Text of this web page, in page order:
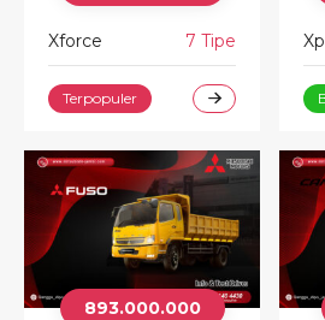
Xforce 7 Tipe
Terpopuler
893.000.000